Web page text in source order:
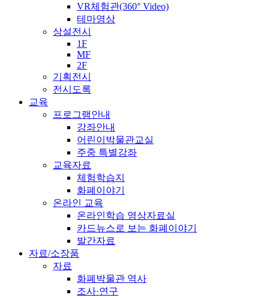
VR체험관(360° Video)
테마영상
상설전시
1F
MF
2F
기획전시
전시도록
교육
프로그램안내
강좌안내
어린이박물관교실
주중 특별강좌
교육자료
체험학습지
화폐이야기
온라인 교육
온라인학습 영상자료실
카드뉴스로 보는 화폐이야기
발간자료
자료/소장품
자료
화폐박물관 역사
조사·연구